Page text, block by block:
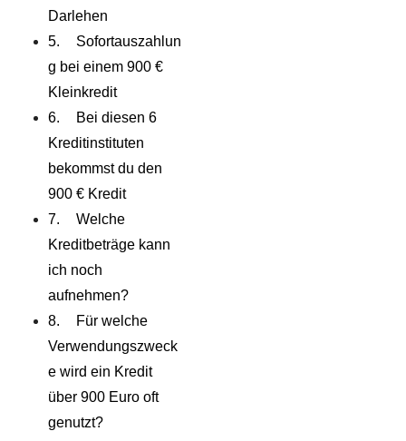
Darlehen
Sofortauszahlun
g bei einem 900 €
Kleinkredit
Bei diesen 6
Kreditinstituten
bekommst du den
900 € Kredit
Welche
Kreditbeträge kann
ich noch
aufnehmen?
Für welche
Verwendungszweck
e wird ein Kredit
über 900 Euro oft
genutzt?